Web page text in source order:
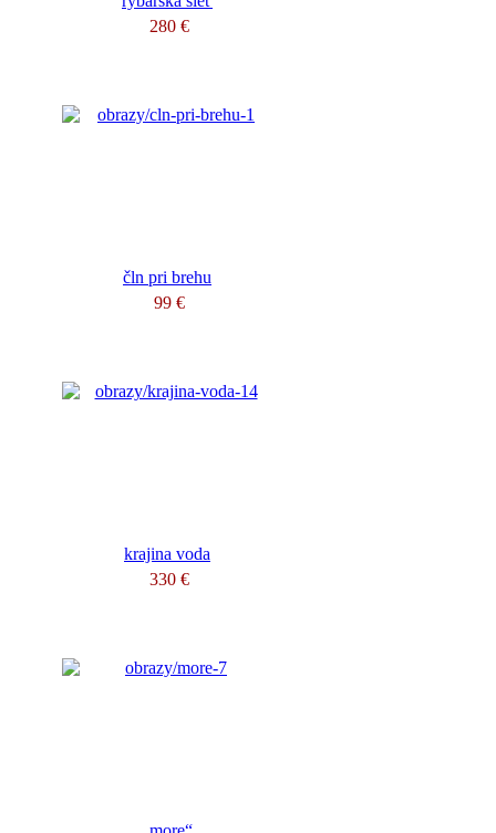
280 €
čln pri brehu
99 €
krajina voda
330 €